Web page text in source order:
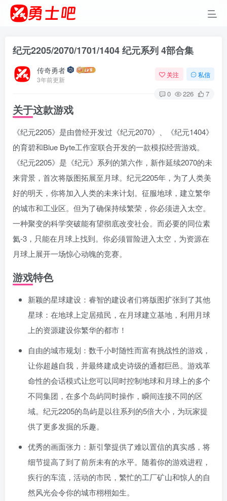
纪元2205/2070/1701/1404 纪元系列 4部合集
传奇勇者
3年前更新
关注 私信
0 226 7
关于这款游戏
《纪元2205》是由曾经开发过《纪元2070》、《纪元1404》
的育碧和Blue Byte工作室联合开发的一款模拟经营游戏。
《纪元2205》是《纪元》系列的第六作，新作延续2070的未
来背景，首次将版图拓展至月球。纪元2205年，为了人类美
好的明天，你将加入人类的未来计划。征服地球，建立繁华
的城市和工业区。但为了确保持续繁荣，你必须进入太空。
一种聚变的科学突破能有望彻底改变社会。而必要的同位素
氦-3，只能在月球上找到。你必须冒险进入太空，为资源在
月球上展开一场惊心动魄的竞赛。
游戏特色
新颖的星球建设：睿智的建设者们将版图扩张到了其他
星球：在地球上定居殖民，在月球建立基地，利用月球
上的资源建设你繁华的都市！
自由的城市规划：数千小时随性而富有挑战性的游戏，
让你超越自我，并最终建成史诗级的通都巨邑。游戏革
命性的会话模式让您可以同时控制地球和月球上的多个
不同集团，在多个岛屿同时操作，瞬间连接不同的区
域。纪元2205的岛屿是以往系列的5倍大小，为玩家提
供了更多发掘的乐趣。
优秀的画面张力：新引擎提供了难以置信的真实感，将
细节提高了到了前所未有的水平。随着你的游戏进程，
疾行的车流，活动的市民，繁忙的工厂矿山和惊人的自
然风光会令你的城市栩栩如生。